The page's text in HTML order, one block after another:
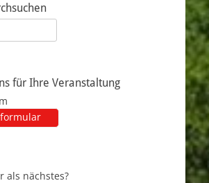
für Ihre Veranstaltung
als nächstes?